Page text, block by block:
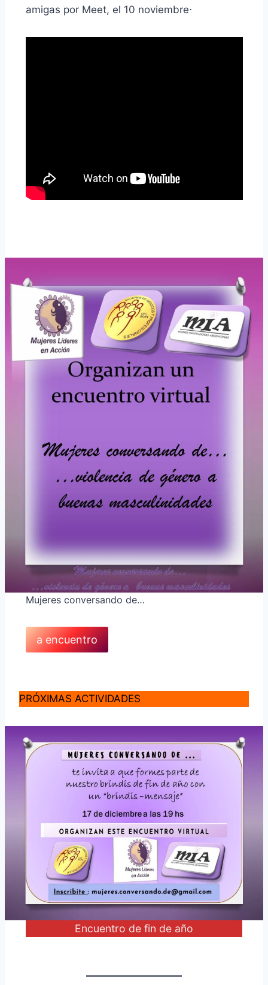
amigas por Meet, el 10 noviembre⋅
Mujeres conversando de…
a encuentro
PRÓXIMAS ACTIVIDADES
Encuentro de fin de año